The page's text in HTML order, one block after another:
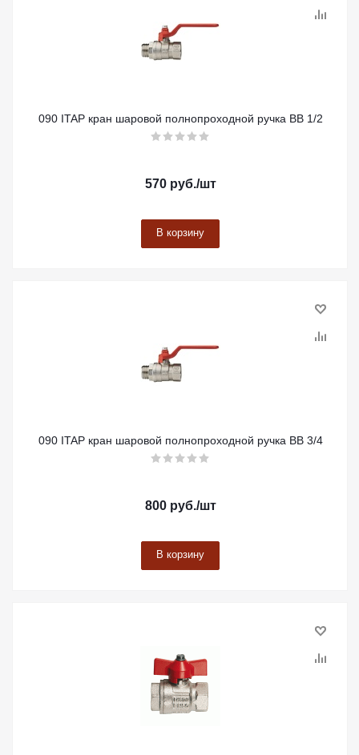
090 ITAP кран шаровой полнопроходной ручка ВВ 1/2
570руб./шт
В корзину
090 ITAP кран шаровой полнопроходной ручка ВВ 3/4
800руб./шт
В корзину